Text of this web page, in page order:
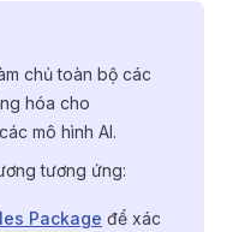
chủ toàn bộ các
hóa cho
mô hình AI.
tương ứng:
Package để xác